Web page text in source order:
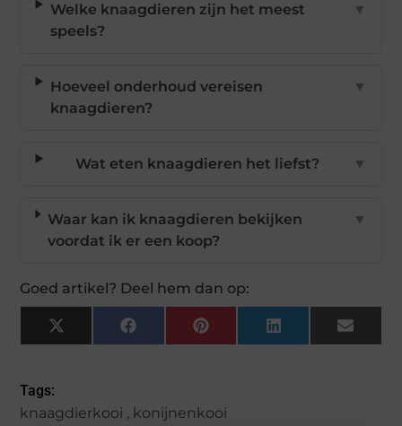
Welke knaagdieren zijn het meest
speels?
▼
Hoeveel onderhoud vereisen
knaagdieren?
▼
Wat eten knaagdieren het liefst? ▼
Waar kan ik knaagdieren bekijken
voordat ik er een koop?
▼
Goed artikel? Deel hem dan op:
X
(Twitter)
FacebookPinterestLinkedIn Email
Tags:
knaagdierkooi , konijnenkooi